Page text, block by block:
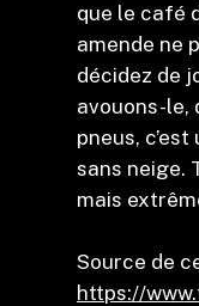
que le café
amende ne
décidez de
avouons-le,
pneus,
sans neige.
mais
Source de
https://